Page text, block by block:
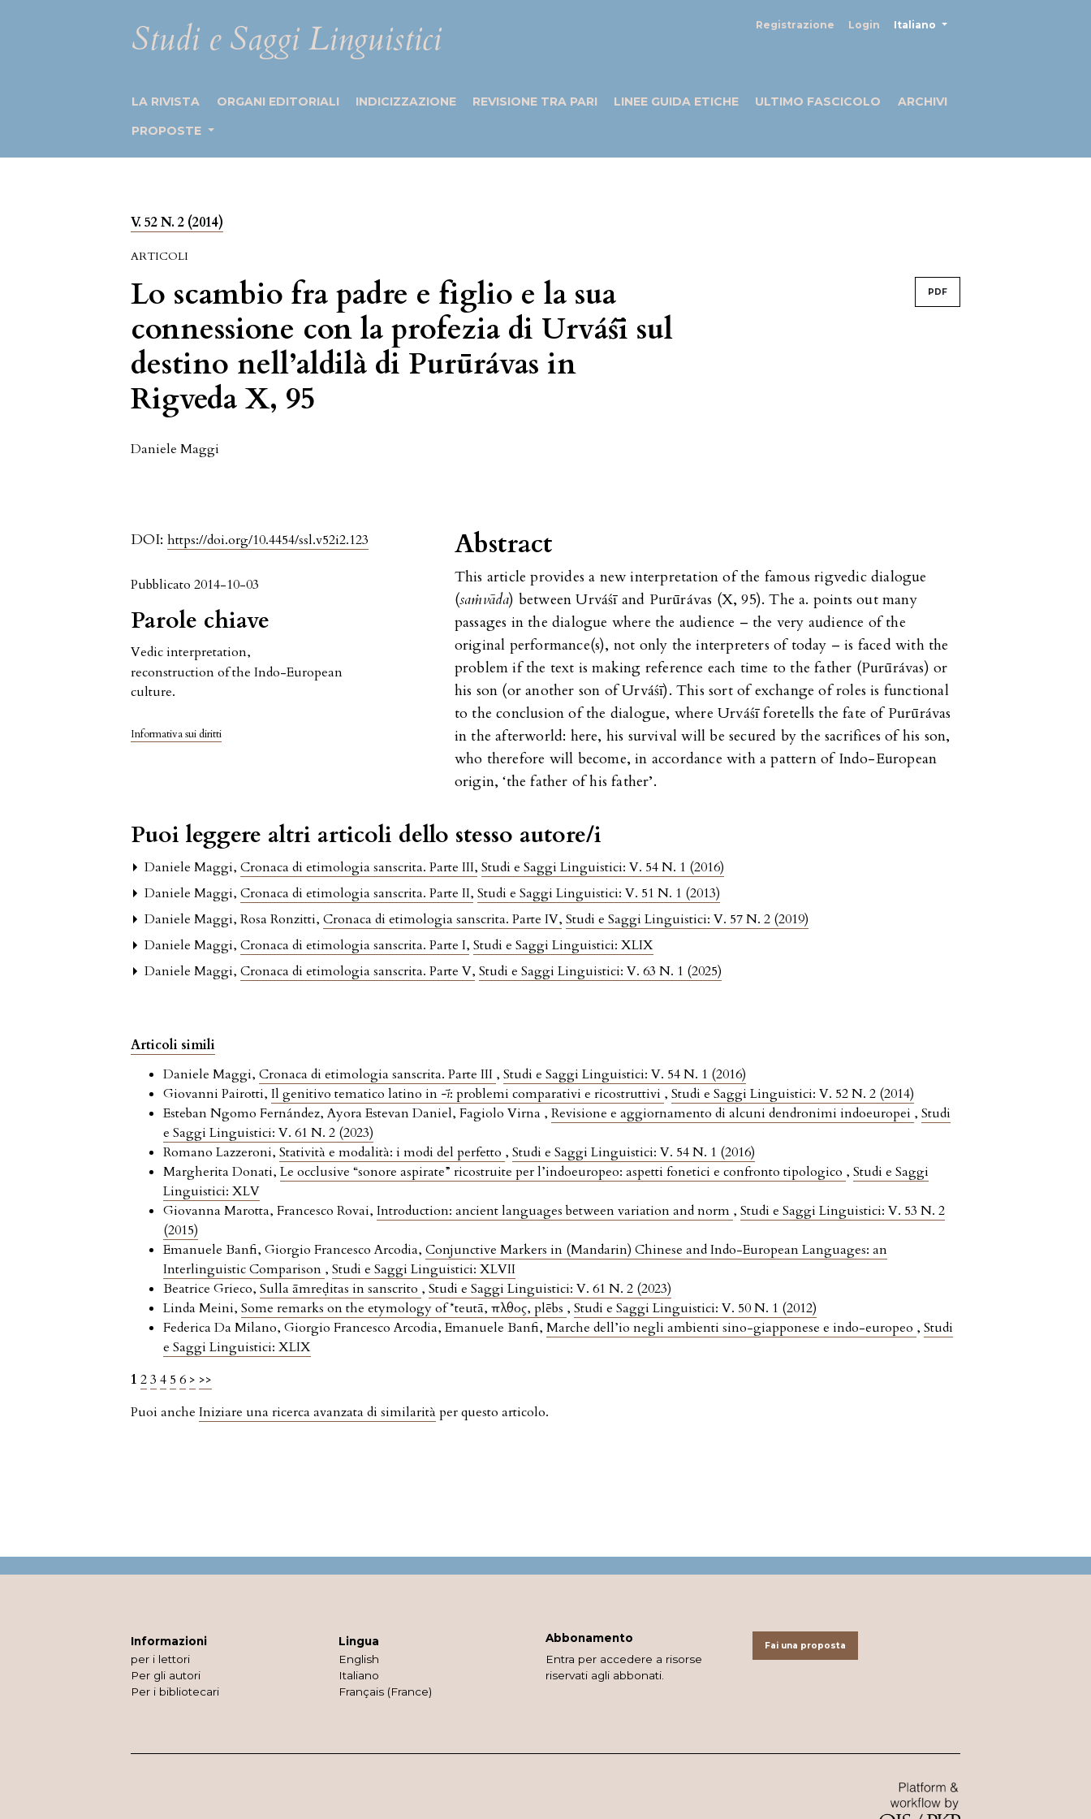
Studi e Saggi Linguistici Registrazione Login Italiano
LA RIVISTA ORGANI EDITORIALI INDICIZZAZIONE REVISIONE TRA PARI LINEE GUIDA ETICHE ULTIMO FASCICOLO
ARCHIVI
PROPOSTE
V. 52 N. 2 (2014)
ARTICOLI
Lo scambio fra padre e figlio e la sua
connessione con la profezia di Urváśī sul
destino nell’aldilà di Purūrávas in
Rigveda X, 95
PDF
Daniele Maggi
DOI:https://doi.org/10.4454/ssl.v52i2.123
Pubblicato 2014-10-03
Parole chiave
Vedic interpretation,
reconstruction of the Indo-European
culture.
Informativa sui diritti
Abstract
This article provides a new interpretation of the famous rigvedic dialogue
(saṁvāda) between Urváśī and Purūrávas (X, 95). The a. points out many
passages in the dialogue where the audience – the very audience of the
original performance(s), not only the interpreters of today – is faced with the
problem if the text is making reference each time to the father (Purūrávas) or
his son (or another son of Urváśī). This sort of exchange of roles is functional
to the conclusion of the dialogue, where Urváśī foretells the fate of Purūrávas
in the afterworld: here, his survival will be secured by the sacrifices of his son,
who therefore will become, in accordance with a pattern of Indo-European
origin, ‘the father of his father’.
Puoi leggere altri articoli dello stesso autore/i
Daniele Maggi,Cronaca di etimologia sanscrita. Parte III,Studi e Saggi Linguistici: V. 54 N. 1 (2016)
Daniele Maggi,Cronaca di etimologia sanscrita. Parte II,Studi e Saggi Linguistici: V. 51 N. 1 (2013)
Daniele Maggi, Rosa Ronzitti,Cronaca di etimologia sanscrita. Parte IV,Studi e Saggi Linguistici: V. 57 N. 2 (2019)
Daniele Maggi,Cronaca di etimologia sanscrita. Parte I,Studi e Saggi Linguistici: XLIX
Daniele Maggi,Cronaca di etimologia sanscrita. Parte V,Studi e Saggi Linguistici: V. 63 N. 1 (2025)
Articoli simili
Daniele Maggi,Cronaca di etimologia sanscrita. Parte III ,Studi e Saggi Linguistici: V. 54 N. 1 (2016)
Giovanni Pairotti,Il genitivo tematico latino in -ī: problemi comparativi e ricostruttivi ,Studi e Saggi Linguistici: V. 52 N. 2 (2014)
Esteban Ngomo Fernández, Ayora Estevan Daniel, Fagiolo Virna ,Revisione e aggiornamento di alcuni dendronimi indoeuropei ,Studi
e Saggi Linguistici: V. 61 N. 2 (2023)
Romano Lazzeroni,Statività e modalità: i modi del perfetto ,Studi e Saggi Linguistici: V. 54 N. 1 (2016)
Margherita Donati,Le occlusive “sonore aspirate” ricostruite per l’indoeuropeo: aspetti fonetici e confronto tipologico ,Studi e Saggi
Linguistici: XLV
Giovanna Marotta, Francesco Rovai,Introduction: ancient languages between variation and norm ,Studi e Saggi Linguistici: V. 53 N. 2
(2015)
Emanuele Banfi, Giorgio Francesco Arcodia,Conjunctive Markers in (Mandarin) Chinese and Indo-European Languages: an
Interlinguistic Comparison ,Studi e Saggi Linguistici: XLVII
Beatrice Grieco,Sulla āmreḍitas in sanscrito ,Studi e Saggi Linguistici: V. 61 N. 2 (2023)
Linda Meini,Some remarks on the etymology of *teutā, πλῆθος, plēbs ,Studi e Saggi Linguistici: V. 50 N. 1 (2012)
Federica Da Milano, Giorgio Francesco Arcodia, Emanuele Banfi,Marche dell’io negli ambienti sino-giapponese e indo-europeo ,Studi
e Saggi Linguistici: XLIX
1 23 4 5 6 > >>
Puoi ancheIniziare una ricerca avanzata di similarità per questo articolo.
Informazioni
per i lettori
Per gli autori
Per i bibliotecari
Lingua
English
Italiano
Français (France)
Abbonamento
Entra per accedere a risorse
riservati agli abbonati.
Fai una proposta